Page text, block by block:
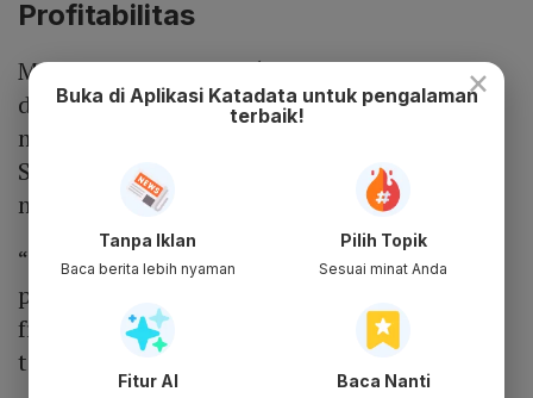
Profitabilitas
Munculnya fenomena ‘friendshoring’
dikhawatirkan sejumlah negara karena akan
memberi dampak terhadap minat investasi.
Sri Mulyani bahkan sudah berkali-kali
mewaspadai dampak fenomena tersebut.
“Investasi tidak lagi berdasarkan
profitabilitas namun sudah terjadi
fragmentasi berdasarkan teman atau tidak
teman atau friendshoring,” ujarnya.
×
Buka di Aplikasi Katadata untuk pengalaman
terbaik!
Tanpa Iklan
Baca berita lebih nyaman
Pilih Topik
Sesuai minat Anda
Fitur AI Baca Nanti